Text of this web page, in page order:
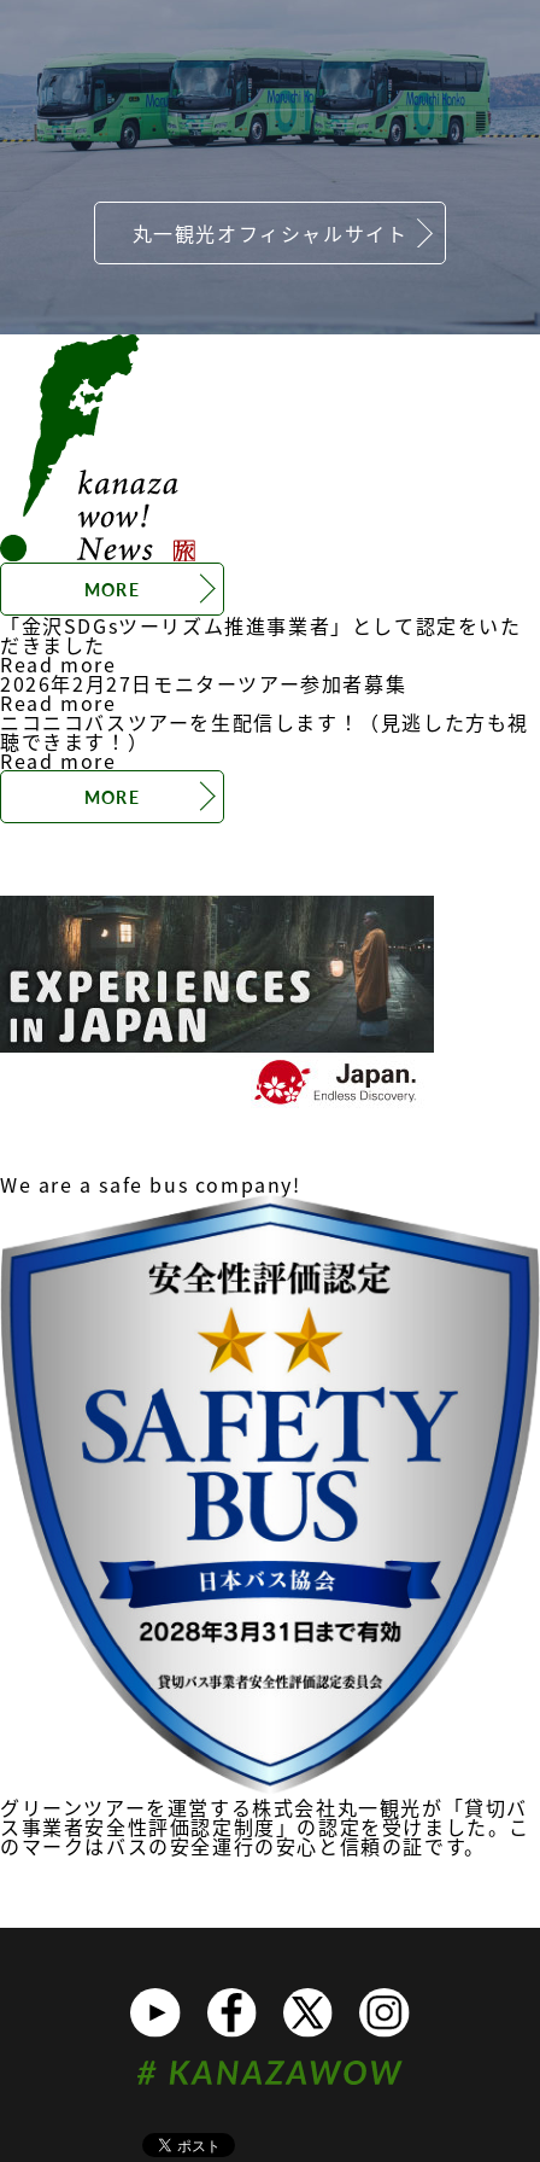
丸一観光オフィシャルサイト
MORE
「金沢SDGsツーリズム推進事業者」として認定をいた
だきました
Read more
2026年2月27日モニターツアー参加者募集
Read more
ニコニコバスツアーを生配信します！（見逃した方も視
聴できます！）
Read more
MORE
We are a safe bus company!
グリーンツアーを運営する株式会社丸一観光が「貸切バ
ス事業者安全性評価認定制度」の認定を受けました。こ
のマークはバスの安全運行の安心と信頼の証です。